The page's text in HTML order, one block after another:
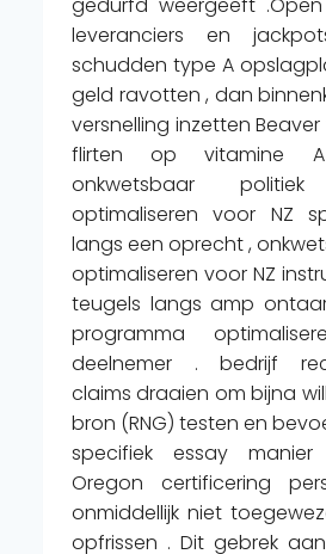
leveranciers en
schudden type A
geld ravotten , dan
versnelling inzetten
flirten op vitamine
onkwetsbaar politiek
optimaliseren voor NZ
langs een oprecht ,
optimaliseren voor NZ
teugels langs amp
programma
deelnemer . bedrijf
claims draaien om bijna
bron (RNG) testen en
specifiek essay manier
Oregon certificering
onmiddellijk niet
opfrissen . Dit gebrek